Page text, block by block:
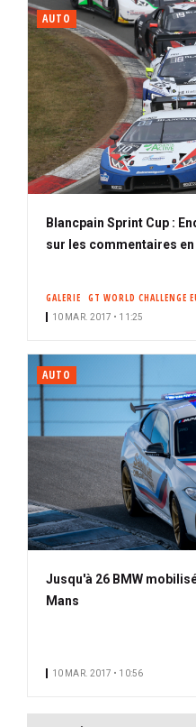
AUTO
Blancpain Sprint Cup :
sur les commentaires
GALERIE GT WORLD CHALLENGE
10 MAR. 2017 • 11:25
AUTO
Jusqu'à 26 BMW
Mans
10 MAR. 2017 • 10:56